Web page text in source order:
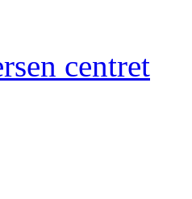
centret